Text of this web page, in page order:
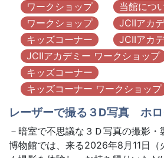
ワークショップ
当館につ
ワークショップ
JCIIアカ
キッズコーナー
JCIIアカ
JCIIアカデミー ワークショップ
キッズコーナー
キッズコーナー ワークショップ
レーザーで撮る３D写真 ホ
－暗室で不思議な３Ｄ写真の撮影
博物館では、来る2026年8月11日（